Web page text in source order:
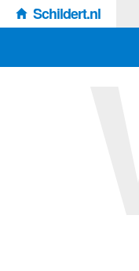
Schildert.nl